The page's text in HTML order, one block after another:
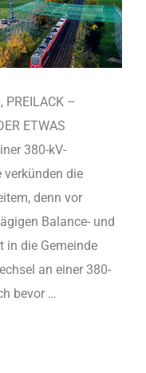
PREILACK –
ETWAS
380-kV-
verkünden die
denn vor
Balance- und
in die Gemeinde
an einer 380-
bevor …